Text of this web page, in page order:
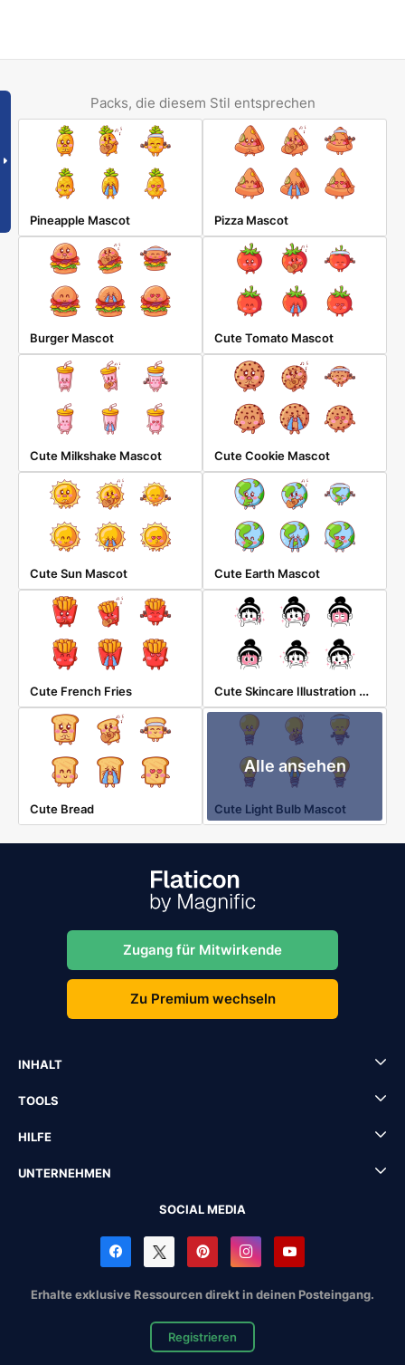
Packs, die diesem Stil entsprechen
Pineapple Mascot Pizza Mascot
Burger Mascot Cute Tomato Mascot
Cute Milkshake Mascot Cute Cookie Mascot
Cute Sun Mascot Cute Earth Mascot
Cute French Fries Cute Skincare Illustration Stickers
Cute Bread
Alle ansehen
Cute Light Bulb Mascot
Zugang für Mitwirkende
Zu Premium wechseln
INHALT
TOOLS
HILFE
UNTERNEHMEN
SOCIAL MEDIA
Erhalte exklusive Ressourcen direkt in deinen Posteingang.
Registrieren